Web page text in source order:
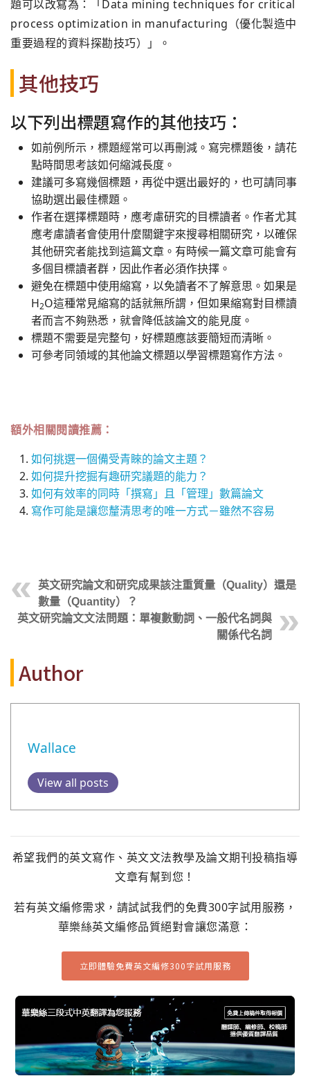
題可以改寫為：「Data mining techniques for critical
process optimization in manufacturing（優化製造中
重要過程的資料探勘技巧）」。
其他技巧
以下列出標題寫作的其他技巧：
如前例所示，標題經常可以再刪減。寫完標題後，請花
點時間思考該如何縮減長度。
建議可多寫幾個標題，再從中選出最好的，也可請同事
協助選出最佳標題。
作者在選擇標題時，應考慮研究的目標讀者。作者尤其
應考慮讀者會使用什麼關鍵字來搜尋相關研究，以確保
其他研究者能找到這篇文章。有時候一篇文章可能會有
多個目標讀者群，因此作者必須作抉擇。
避免在標題中使用縮寫，以免讀者不了解意思。如果是
H2O這種常見縮寫的話就無所謂，但如果縮寫對目標讀
者而言不夠熟悉，就會降低該論文的能見度。
標題不需要是完整句，好標題應該要簡短而清晰。
可參考同領域的其他論文標題以學習標題寫作方法。
額外相關閱讀推薦：
如何挑選一個備受青睞的論文主題？
如何提升挖掘有趣研究議題的能力？
如何有效率的同時「撰寫」且「管理」數篇論文
寫作可能是讓您釐清思考的唯一方式－雖然不容易
英文研究論文和研究成果該注重質量（Quality）還是
數量（Quantity）？
英文研究論文文法問題：單複數動詞、一般代名詞與
關係代名詞
Author
Wallace
View all posts
希望我們的英文寫作、英文文法教學及論文期刊投稿指導
文章有幫到您！
若有英文編修需求，請試試我們的免費300字試用服務，
華樂絲英文編修品質絕對會讓您滿意：
立即體驗免費英文編修300字試用服務